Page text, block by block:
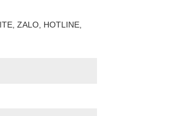
ZALO, HOTLINE,